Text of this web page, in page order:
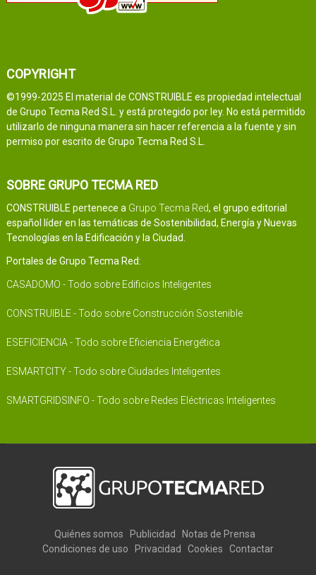
COPYRIGHT
©1999-2025 El material de CONSTRUIBLE es propiedad intelectual
de Grupo Tecma Red S.L. y está protegido por ley. No está permitido
utilizarlo de ninguna manera sin hacer referencia a la fuente y sin
permiso por escrito de Grupo Tecma Red S.L.
SOBRE GRUPO TECMA RED
CONSTRUIBLE pertenece a Grupo Tecma Red, el grupo editorial
español líder en las temáticas de Sostenibilidad, Energía y Nuevas
Tecnologías en la Edificación y la Ciudad.
Portales de Grupo Tecma Red:
CASADOMO - Todo sobre Edificios Inteligentes
CONSTRUIBLE - Todo sobre Construcción Sostenible
ESEFICIENCIA - Todo sobre Eficiencia Energética
ESMARTCITY - Todo sobre Ciudades Inteligentes
SMARTGRIDSINFO - Todo sobre Redes Eléctricas Inteligentes
Quiénes somos Publicidad
Notas de Prensa
Condiciones de uso
Privacidad Cookies Contactar